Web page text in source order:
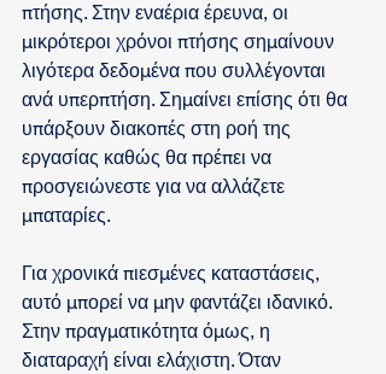
πτήσης. Στην εναέρια έρευνα, οι
μικρότεροι χρόνοι πτήσης σημαίνουν
λιγότερα δεδομένα που συλλέγονται
ανά υπερπτήση. Σημαίνει επίσης ότι θα
υπάρξουν διακοπές στη ροή της
εργασίας καθώς θα πρέπει να
προσγειώνεστε για να αλλάζετε
μπαταρίες.
Για χρονικά πιεσμένες καταστάσεις,
αυτό μπορεί να μην φαντάζει ιδανικό.
Στην πραγματικότητα όμως, η
διαταραχή είναι ελάχιστη. Όταν